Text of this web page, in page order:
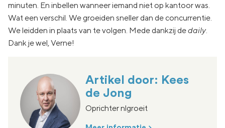
minuten. En inbellen wanneer iemand niet op kantoor was.
Wat een verschil. We groeiden sneller dan de concurrentie.
We leidden in plaats van te volgen. Mede dankzij dedaily.
Dank je wel, Verne!
Artikel door: Kees
de Jong
Oprichter nlgroeit